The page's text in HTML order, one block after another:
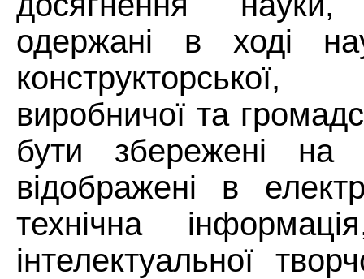
одержані в ході
виробничої та
бути збережені на
відображені в
технічна
інтелектуальної